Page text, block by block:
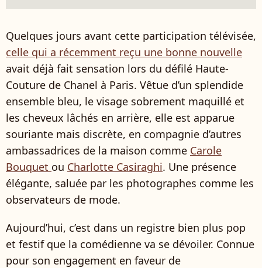
Quelques jours avant cette participation télévisée,
celle qui a récemment reçu une bonne nouvelle
avait déjà fait sensation lors du défilé Haute-
Couture de Chanel à Paris. Vêtue d’un splendide
ensemble bleu, le visage sobrement maquillé et
les cheveux lâchés en arrière, elle est apparue
souriante mais discrète, en compagnie d’autres
ambassadrices de la maison comme Carole
Bouquet ou Charlotte Casiraghi. Une présence
élégante, saluée par les photographes comme les
observateurs de mode.
Aujourd’hui, c’est dans un registre bien plus pop
et festif que la comédienne va se dévoiler. Connue
pour son engagement en faveur de